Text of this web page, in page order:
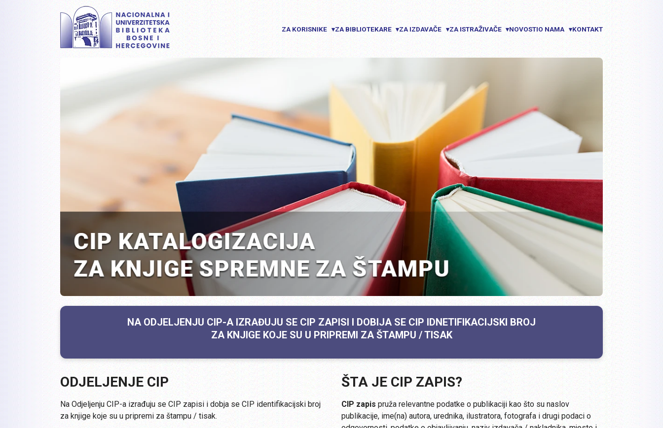
ZA KORISNIKE ▾ZA BIBLIOTEKARE ▾ZA IZDAVAČE ▾ZA ISTRAŽIVAČE ▾NOVOSTIO NAMA ▾KONTAKT
NA ODJELJENJU CIP-A IZRAĐUJU SE CIP ZAPISI I DOBIJA SE CIP IDNETIFIKACIJSKI BROJ
ZA KNJIGE KOJE SU U PRIPREMI ZA ŠTAMPU / TISAK
ODJELJENJE CIP
Na Odjeljenju CIP-a izrađuju se CIP zapisi i dobja se CIP identifikacijski broj
za knjige koje su u pripremi za štampu / tisak.
ŠTA JE CIP ZAPIS?
CIP zapis pruža relevantne podatke o publikaciji kao što su naslov
publikacije, ime(na) autora, urednika, ilustratora, fotografa i drugi podaci o